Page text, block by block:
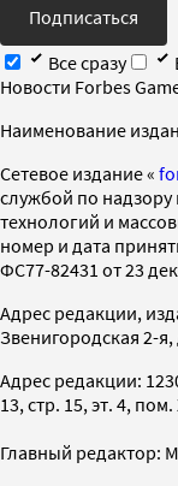
Подписаться
Все сразу
Новости Forbes
Наименование
Cетевое издание «
службой по
технологий и
номер и дата
ФС77-82431 от 23
Адрес редакции,
Звенигородская 2-я,
Адрес редакции:
13, стр. 15, эт. 4, пом.
Главный редактор: